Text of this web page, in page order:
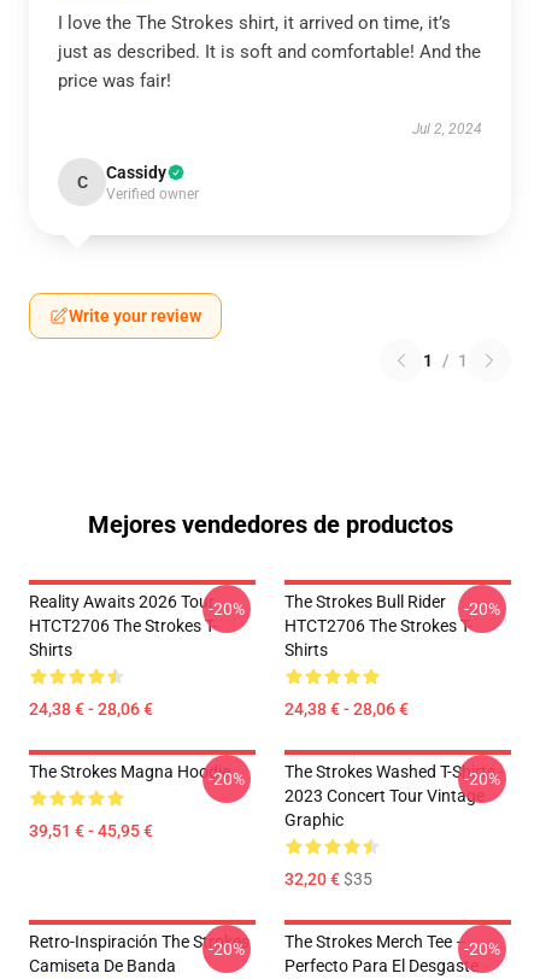
I love the The Strokes shirt, it arrived on time, it’s
just as described. It is soft and comfortable! And the
price was fair!
Jul 2, 2024
C Cassidy
Verified owner
Write your review
1 / 1
Mejores vendedores de productos
Reality Awaits 2026 Tour
HTCT2706 The Strokes T-
Shirts
24,38 € - 28,06 €
-20%
The Strokes Bull Rider
HTCT2706 The Strokes T-
Shirts
24,38 € - 28,06 €
-20%
The Strokes Magna Hoodie
39,51 € - 45,95 €
-20%
The Strokes Washed T-Shirts -
2023 Concert Tour Vintage
Graphic
32,20 €$35
-20%
Retro-Inspiración The Strokes
Camiseta De Banda
-20%
The Strokes Merch Tee –
Perfecto Para El Desgaste
-20%